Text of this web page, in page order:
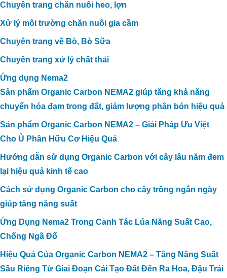
Chuyên trang chăn nuôi heo, lợn
Xử lý môi trường chăn nuôi gia cầm
Chuyên trang về Bò, Bò Sữa
Chuyên trang xử lý chất thải
Ứng dụng Nema2
Sản phẩm Organic Carbon NEMA2 giúp tăng khả năng
chuyển hóa đạm trong đất, giảm lượng phân bón hiệu quả
Sản phẩm Organic Carbon NEMA2 – Giải Pháp Ưu Việt
Cho Ủ Phân Hữu Cơ Hiệu Quả
Hướng dẫn sử dụng Organic Carbon với cây lâu năm đem
lại hiệu quả kinh tế cao
Cách sử dụng Organic Carbon cho cây trồng ngắn ngày
giúp tăng năng suất
Ứng Dụng Nema2 Trong Canh Tác Lúa Năng Suất Cao,
Chống Ngã Đổ
Hiệu Quả Của Organic Carbon NEMA2 – Tăng Năng Suất
Sầu Riêng Từ Giai Đoạn Cải Tạo Đất Đến Ra Hoa, Đậu Trái